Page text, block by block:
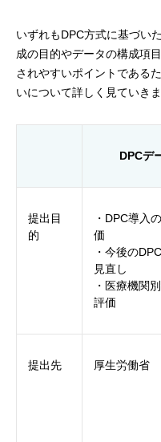
いずれもDPC方式に基づい
成の目的やデータの構成項
されやすいポイントである
いについて詳しく見ていきま
DPCデ
提出目
的
・DPC導入
価
・今後の
見直し
・医療機関
評価
提出先 厚生労働省